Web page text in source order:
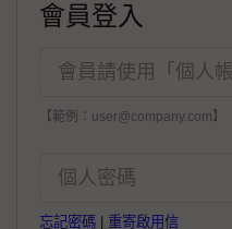
會員登入
【範例：user@company.com】
忘記密碼 重寄啟用信